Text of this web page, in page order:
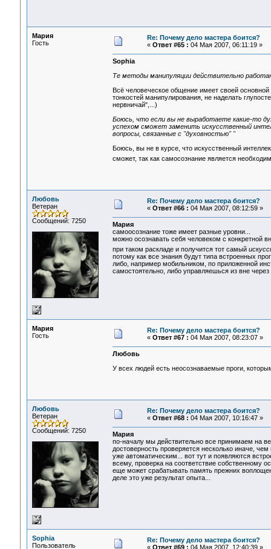
Мария
Гость
Re: Почему дело мастера боится?
« Ответ #65 : 04 Мая 2007, 06:11:19 »
Sophia
Те методы манипуляции действительно
Всё человеческое общение имеет своей
тонкостей манипулирования, не наделать
нервничай",...)
Боюсь, что если вы не выработаете какие-то
успехом сможет заменить искусственный
вопросы, связанные с "духовностью" "
Боюсь, вы не в курсе, что искусственный
сможет, так как самосознание является
Любовь
Ветеран
Сообщений: 7250
Re: Почему дело мастера боится?
« Ответ #66 : 04 Мая 2007, 08:12:59 »
Мария
самоосознание тоже имеет разные уровни...
можно осознавать себя человеком с конкретной
при таком раскладе и получится тот самый
потому как все знания будут типа встроенных
либо, например мобильником, по приложенной
самостоятельно, либо управляешься из вне
Мария
Гость
Re: Почему дело мастера боится?
« Ответ #67 : 04 Мая 2007, 08:23:07 »
Любовь
У всех людей есть неосознаваемые проги,
Любовь
Ветеран
Сообщений: 7250
Re: Почему дело мастера боится?
« Ответ #68 : 04 Мая 2007, 10:16:47 »
Мария
по-началу мы действительно все принимаем на
достоверность проверяется несколько иначе,
уже автоматическим... вот тут и появляются
всему, проверка на соответствие собственному
еще может срабатывать память прежних
деле это уже результат опыта...
Sophia
Пользователь
Re: Почему дело мастера боится?
« Ответ #69 : 04 Мая 2007, 12:40:39 »